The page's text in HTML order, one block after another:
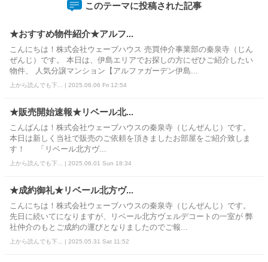
このテーマに投稿された記事
★おすすめ物件紹介★アルフ...
こんにちは！株式会社ウェーブハウス 売買仲介事業部の秦泉寺（じん
ぜんじ）です。 本日は、伊島エリアでお探しの方にぜひご紹介したい
物件、 人気分譲マンション【アルファガーデン伊島...
上から読んでも下... | 2025.06.06 Fri 12:54
★販売開始速報★リベール北...
こんばんは！株式会社ウェーブハウスの秦泉寺（じんぜんじ）です。
本日は新しく当社で販売のご依頼を頂きましたお部屋をご紹介致しま
す！ 「リベール北方ヴ...
上から読んでも下... | 2025.06.01 Sun 18:34
★成約御礼★リベール北方ヴ...
こんにちは！株式会社ウェーブハウスの秦泉寺（じんぜんじ）です。
先日に続いてになりますが、リベール北方ヴェルデコートの一室が 弊
社仲介のもとご成約の運びとなりましたのでご報...
上から読んでも下... | 2025.05.31 Sat 11:52